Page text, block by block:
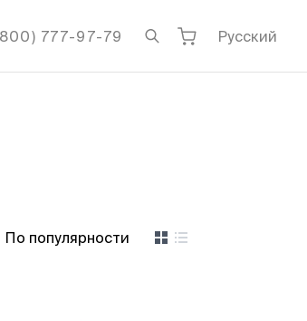
777-97-79 Русский
По популярности